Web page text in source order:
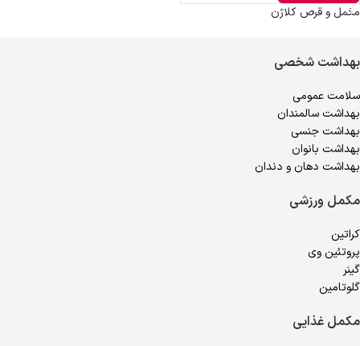
مکمل و قرص کلاژن
بهداشت شخصی
سلامت عمومی
بهداشت سالمندان
بهداشت جنسی
بهداشت بانوان
بهداشت دهان و دندان
مکمل ورزشی
کراتین
پروتئین وی
گینر
گلوتامین
مکمل غذایی